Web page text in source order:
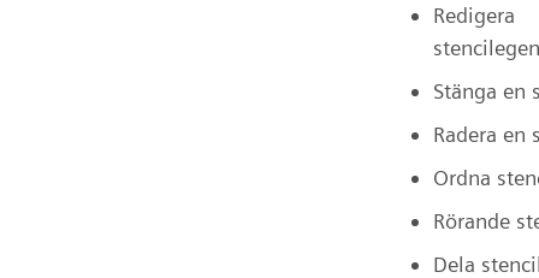
Redigera
Stänga en
Radera en
Ordna
Rörande
Dela